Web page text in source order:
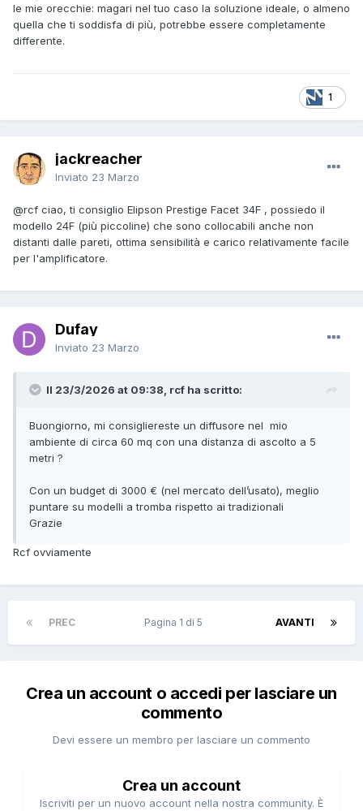
le mie orecchie: magari nel tuo caso la soluzione ideale, o almeno
quella che ti soddisfa di più, potrebbe essere completamente
differente.
1
jackreacher
Inviato 23 Marzo
@rcf ciao, ti consiglio Elipson Prestige Facet 34F , possiedo il
modello 24F (più piccoline) che sono collocabili anche non
distanti dalle pareti, ottima sensibilità e carico relativamente facile
per l'amplificatore.
Dufay
Inviato 23 Marzo
Il 23/3/2026 at 09:38, rcf ha scritto:
Buongiorno, mi consigliereste un diffusore nel mio
ambiente di circa 60 mq con una distanza di ascolto a 5
metri ?
Con un budget di 3000 € (nel mercato dell’usato), meglio
puntare su modelli a tromba rispetto ai tradizionali
Grazie
Rcf ovviamente
PREC AVANTI
Pagina 1 di 5
Crea un account o accedi per lasciare un
commento
Devi essere un membro per lasciare un commento
Crea un account
Iscriviti per un nuovo account nella nostra community. È